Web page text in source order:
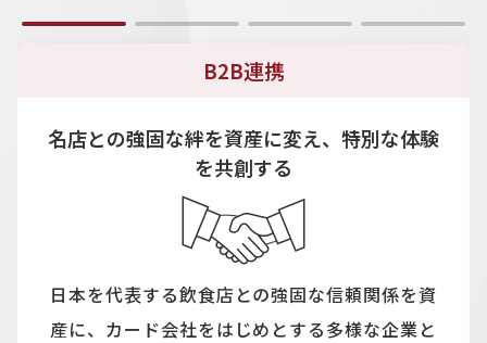
B2B連携
名店との強固な絆を資産に変え、特別な体験
を共創する
日本を代表する飲食店との強固な信頼関係を資
産に、カード会社をはじめとする多様な企業と